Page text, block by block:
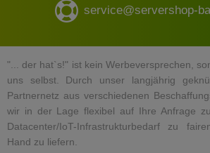
service@servershop-
"... der hat`s!" ist kein Werbeversprechen,
uns selbst. Durch unser langjährig
Partnernetz aus verschiedenen
wir in der Lage flexibel auf Ihre Anfrage
Datacenter/IoT-Infrastrukturbedarf zu
Hand zu liefern.